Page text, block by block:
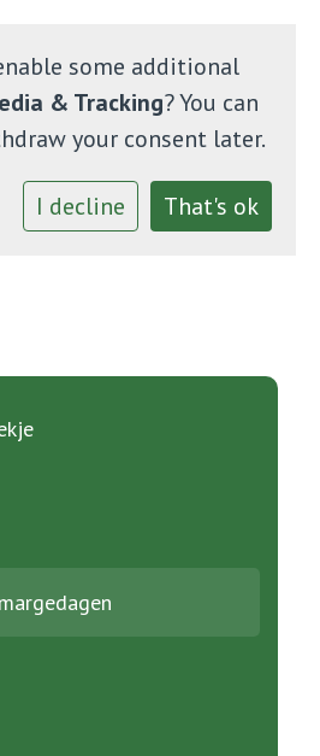
some additional
& Tracking? You can
your consent later.
I decline That's ok